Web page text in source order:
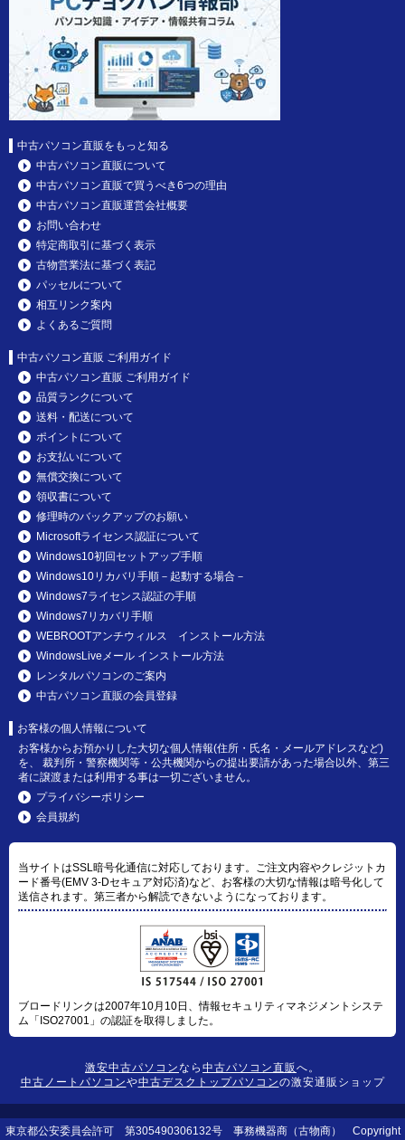
中古パソコン直販をもっと知る
中古パソコン直販について
中古パソコン直販で買うべき6つの理由
中古パソコン直販運営会社概要
お問い合わせ
特定商取引に基づく表示
古物営業法に基づく表記
パッセルについて
相互リンク案内
よくあるご質問
中古パソコン直販 ご利用ガイド
中古パソコン直販 ご利用ガイド
品質ランクについて
送料・配送について
ポイントについて
お支払いについて
無償交換について
領収書について
修理時のバックアップのお願い
Microsoftライセンス認証について
Windows10初回セットアップ手順
Windows10リカバリ手順－起動する場合－
Windows7ライセンス認証の手順
Windows7リカバリ手順
WEBROOTアンチウィルス インストール方法
WindowsLiveメール インストール方法
レンタルパソコンのご案内
中古パソコン直販の会員登録
お客様の個人情報について
お客様からお預かりした大切な個人情報(住所・氏名・メールアドレスなど)
を、 裁判所・警察機関等・公共機関からの提出要請があった場合以外、第三
者に譲渡または利用する事は一切ございません。
プライバシーポリシー
会員規約
当サイトはSSL暗号化通信に対応しております。ご注文内容やクレジットカ
ード番号(EMV 3-Dセキュア対応済)など、お客様の大切な情報は暗号化して
送信されます。第三者から解読できないようになっております。
ブロードリンクは2007年10月10日、情報セキュリティマネジメントシステ
ム「ISO27001」の認証を取得しました。
激安中古パソコンなら 中古パソコン直販へ。
中古ノートパソコンや中古デスクトップパソコンの激安通販ショップ
東京都公安委員会許可 第305490306132号 事務機器商（古物商） Copyright